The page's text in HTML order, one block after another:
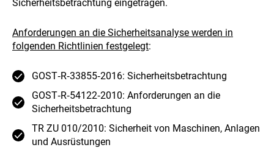
Sicherheitsbetrachtung eingetragen.
Anforderungen an die Sicherheitsanalyse werden in
folgenden Richtlinien festgelegt:
GOST‑R‑33855‑2016: Sicherheitsbetrachtung
GOST‑R‑54122‑2010: Anforderungen an die
Sicherheitsbetrachtung
TR ZU 010/2010: Sicherheit von Maschinen, Anlagen
und Ausrüstungen